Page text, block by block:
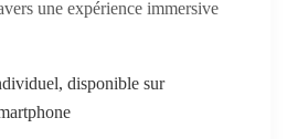
une expérience immersive
disponible sur